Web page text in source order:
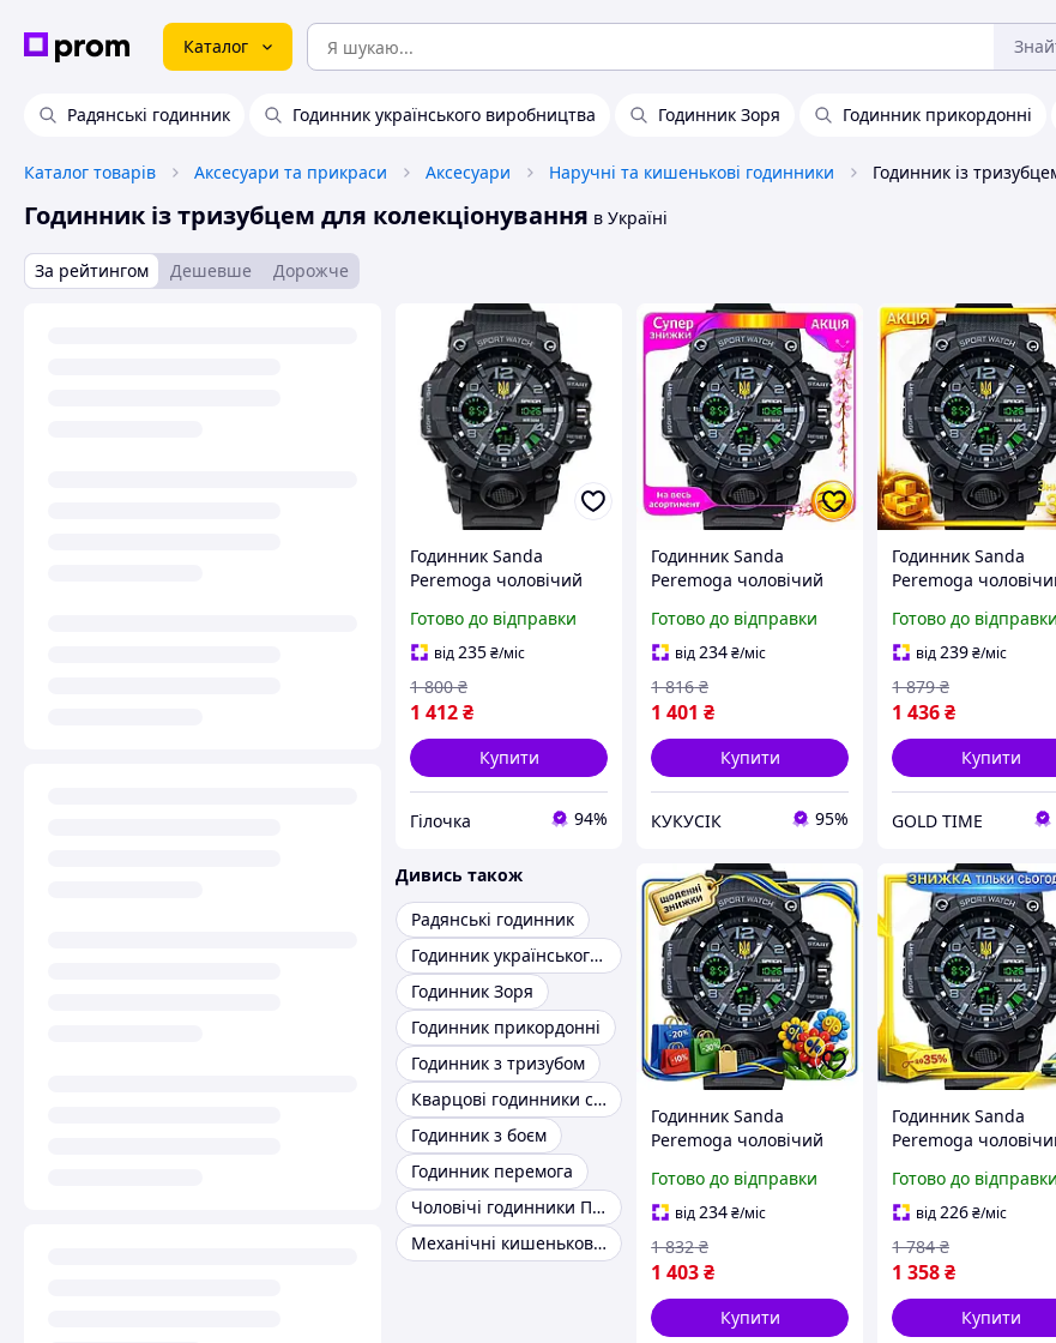
Каталог
Радянські годинник Годинник українського виробництва Годинник Зоря Годинник прикордонні
Каталог товарів Аксесуари та прикраси Аксесуари Наручні та кишенькові годинники
Годинник із тризубцем для колекціонування в Україні
За рейтингом Дешевше Дорожче
Годинник Sanda
Peremoga чоловічий
з тризубом чорний
50х19 мм секундомір
будильник 5 SCH_13
Готово до відправки
від235₴/міс
1 412₴
1 800 ₴
Купити
Гілочка 94%
Годинник Sanda
Peremoga чоловічий
з тризубом чорний
50х19 мм секундомір
будильник 5 CI-88
Готово до відправки
від234₴/міс
1 401 ₴
1 816 ₴
Купити
КУКУСІК 95%
Годинник Sanda
Peremoga
з тризубом чорний
50х19 мм секундомір
будильник 5 GL-55
Готово до відправки
від239₴/міс
1 436₴
1 879 ₴
Купити
GOLD TIME
Дивись також
Радянські годинник
Годинник українського виробництва
Годинник Зоря
Годинник прикордонні
Годинник з тризубом
Кварцові годинники слава
Годинник з боєм
Годинник перемога
Чоловічі годинники Політ
Механічні кишенькові годинники
Годинник Sanda
Peremoga чоловічий
з тризубом чорний
50х19 мм секундомір
будильник 5 SCH_13
Готово до відправки
від234₴/міс
1 403₴
1 832 ₴
Купити
Годинник Sanda
Peremoga
з тризубом чорний
50х19 мм секундомір
будильник 5 KU-22
Готово до відправки
від226₴/міс
1 358₴
1 784 ₴
Купити